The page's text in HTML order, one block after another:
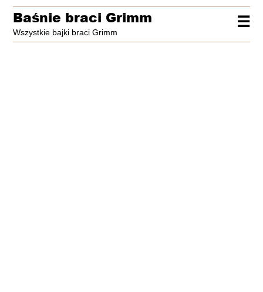
☰
Baśnie braci Grimm
Wszystkie bajki braci Grimm